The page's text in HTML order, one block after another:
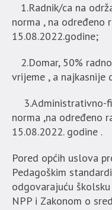
1.Radnik/ca na
norma , na određeno
15.08.2022.godine;
2.Domar, 50%
vrijeme , a najkasnije
3.Administrativno-
norma ,na određeno
15.08.2022. godine .
Pored općih uslova
Pedagoškim
odgovarajuću
NPP i Zakonom o